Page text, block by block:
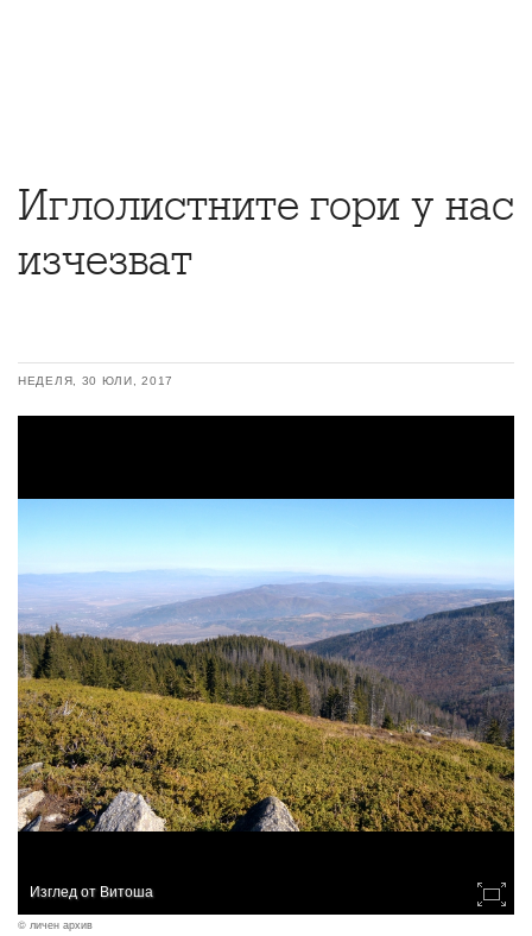
Иглолистните гори у нас
изчезват
НЕДЕЛЯ, 30 ЮЛИ, 2017
Изглед от Витоша
© личен архив